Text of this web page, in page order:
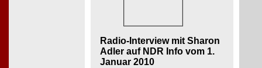
Radio-Interview mit Sharon
Adler auf NDR Info vom 1.
Januar 2010